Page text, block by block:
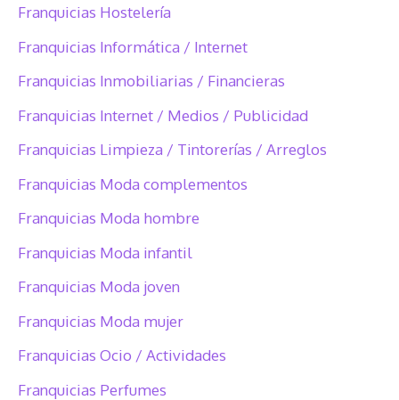
Franquicias Hostelería
Franquicias Informática / Internet
Franquicias Inmobiliarias / Financieras
Franquicias Internet / Medios / Publicidad
Franquicias Limpieza / Tintorerías / Arreglos
Franquicias Moda complementos
Franquicias Moda hombre
Franquicias Moda infantil
Franquicias Moda joven
Franquicias Moda mujer
Franquicias Ocio / Actividades
Franquicias Perfumes